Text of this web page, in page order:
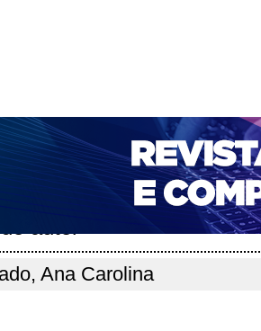
SOBRE ACESSO CADASTRO
PORTAL DE REVISTAS DA UNIFACS
NOVA SUBMISSÃO
Ana Carolina